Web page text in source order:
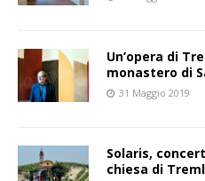
Un’opera di
monastero di
31 Maggio 2019
Solaris,
chiesa di